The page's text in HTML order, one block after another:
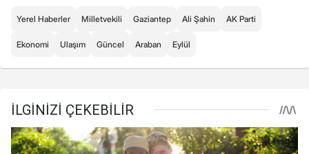
Yerel Haberler Milletvekili Gaziantep Ali Şahin AK Parti
Ekonomi Ulaşım Güncel Araban Eylül